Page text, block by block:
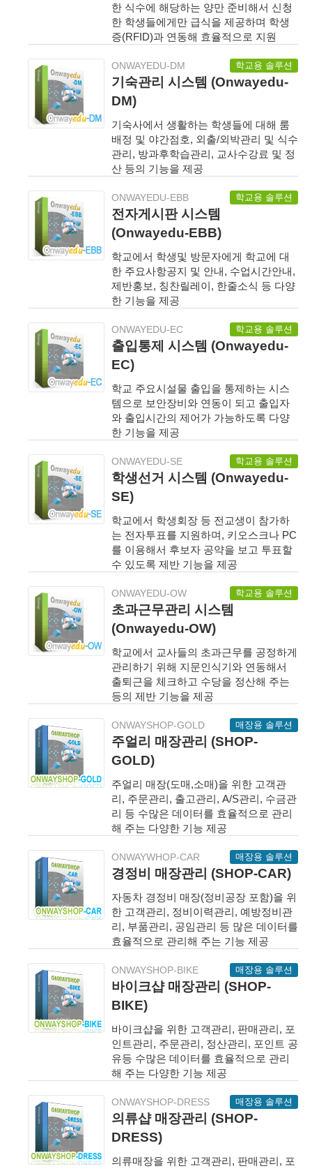
한 식수에 해당하는 양만 준비해서 신청
한 학생들에게만 급식을 제공하며 학생
증(RFID)과 연동해 효율적으로 지원
ONWAYEDU-DM 학교용 솔루션
기숙관리 시스템 (Onwayedu-
DM)
기숙사에서 생활하는 학생들에 대해 룸
배정 및 야간점호, 외출/외박관리 및 식수
관리, 방과후학습관리, 교사수강료 및 정
산 등의 기능을 제공
ONWAYEDU-EBB 학교용 솔루션
전자게시판 시스템
(Onwayedu-EBB)
학교에서 학생및 방문자에게 학교에 대
한 주요사항공지 및 안내, 수업시간안내,
제반홍보, 칭찬릴레이, 한줄소식 등 다양
한 기능을 제공
ONWAYEDU-EC 학교용 솔루션
출입통제 시스템 (Onwayedu-
EC)
학교 주요시설물 출입을 통제하는 시스
템으로 보안장비와 연동이 되고 출입자
와 출입시간의 제어가 가능하도록 다양
한 기능을 제공
ONWAYEDU-SE 학교용 솔루션
학생선거 시스템 (Onwayedu-
SE)
학교에서 학생회장 등 전교생이 참가하
는 전자투표를 지원하며, 키오스크나 PC
를 이용해서 후보자 공약을 보고 투표할
수 있도록 제반 기능을 제공
ONWAYEDU-OW 학교용 솔루션
초과근무관리 시스템
(Onwayedu-OW)
학교에서 교사들의 초과근무를 공정하게
관리하기 위해 지문인식기와 연동해서
출퇴근을 체크하고 수당을 정산해 주는
등의 제반 기능을 제공
ONWAYSHOP-GOLD 매장용 솔루션
주얼리 매장관리 (SHOP-
GOLD)
주얼리 매장(도매,소매)을 위한 고객관
리, 주문관리, 출고관리, A/S관리, 수금관
리 등 수많은 데이터를 효율적으로 관리
해 주는 다양한 기능 제공
ONWAYWHOP-CAR 매장용 솔루션
경정비 매장관리 (SHOP-CAR)
자동차 경정비 매장(정비공장 포함)을 위
한 고객관리, 정비이력관리, 예방정비관
리, 부품관리, 공임관리 등 많은 데이터를
효율적으로 관리해 주는 기능 제공
ONWAYSHOP-BIKE 매장용 솔루션
바이크샵 매장관리 (SHOP-
BIKE)
바이크샵을 위한 고객관리, 판매관리, 포
인트관리, 주문관리, 정산관리, 포인트 공
유등 수많은 데이터를 효율적으로 관리
해 주는 다양한 기능 제공
ONWAYSHOP-DRESS 매장용 솔루션
의류샵 매장관리 (SHOP-
DRESS)
의류매장을 위한 고객관리, 판매관리, 포